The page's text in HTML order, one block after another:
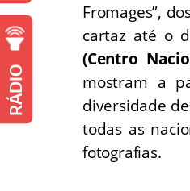
Fromages”,
cartaz até o
(Centro
mostram a
diversidade
todas as
fotografias.
RÁDIO